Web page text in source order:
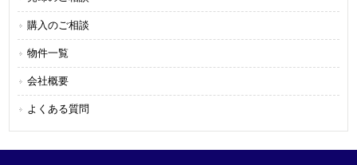
購入のご相談
物件一覧
会社概要
よくある質問